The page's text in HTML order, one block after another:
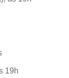
19h